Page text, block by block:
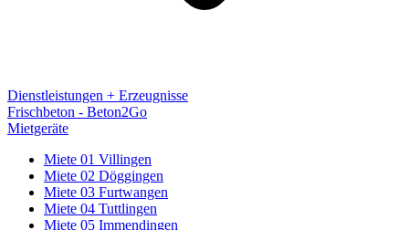
Dienstleistungen + Erzeugnisse
Frischbeton - Beton2Go
Mietgeräte
Miete 01 Villingen
Miete 02 Döggingen
Miete 03 Furtwangen
Miete 04 Tuttlingen
Miete 05 Immendingen